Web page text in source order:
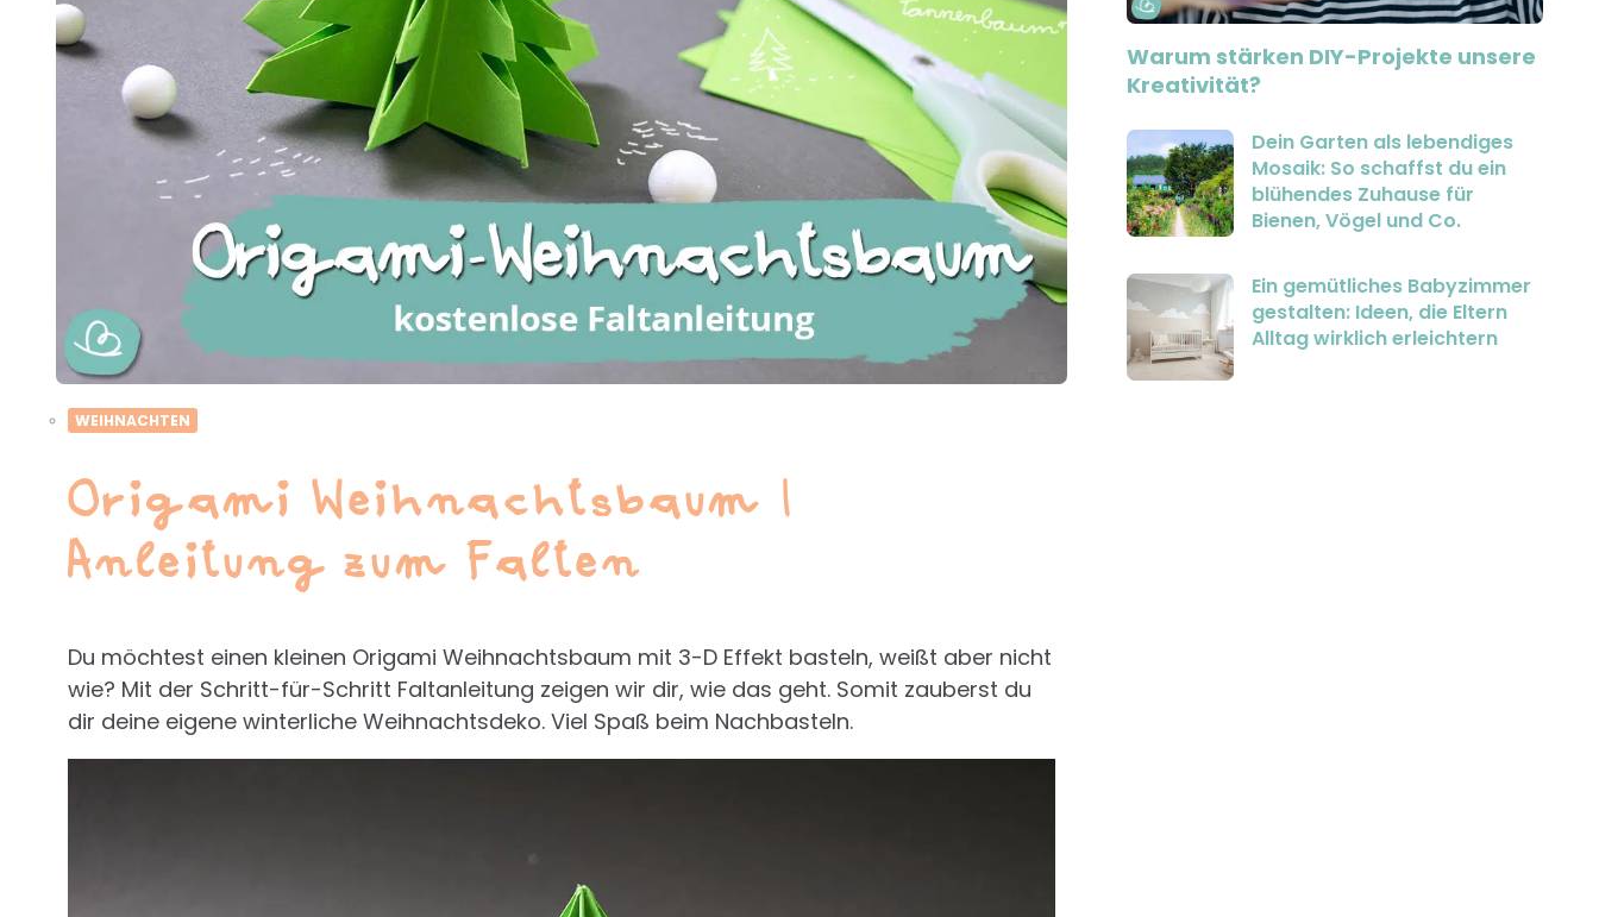
WEIHNACHTEN
Origami Weihnachtsbaum |
Anleitung zum Falten
Du möchtest einen kleinen Origami Weihnachtsbaum mit 3-D Effekt basteln, weißt aber nicht
wie? Mit der Schritt-für-Schritt Faltanleitung zeigen wir dir, wie das geht. Somit zauberst du
dir deine eigene winterliche Weihnachtsdeko. Viel Spaß beim Nachbasteln.
Warum stärken DIY-Projekte unsere
Kreativität?
Dein Garten als lebendiges
Mosaik: So schaffst du ein
blühendes Zuhause für
Bienen, Vögel und Co.
Ein gemütliches Babyzimmer
gestalten: Ideen, die Eltern
Alltag wirklich erleichtern